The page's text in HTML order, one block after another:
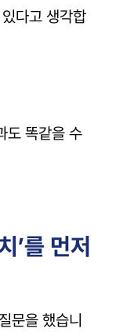
다고 생각합
도 똑같을 수
’를 먼저
문을 했습니